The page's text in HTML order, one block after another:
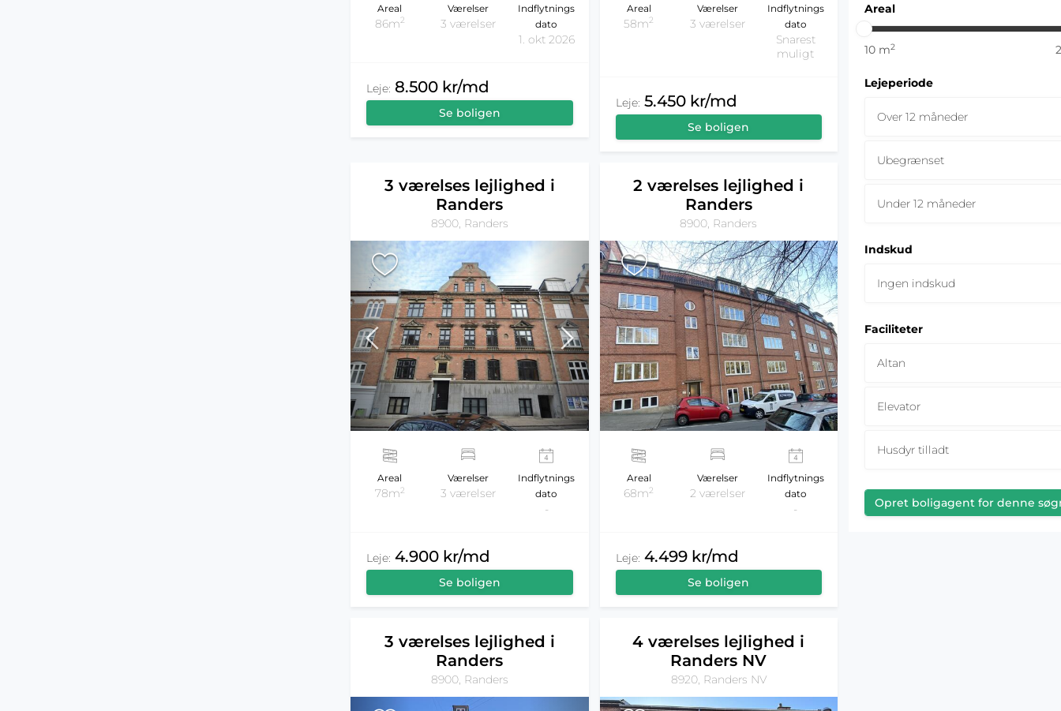
Areal
10 m2
Lejeperiode
Over 12 måneder
Ubegrænset
Under 12 måneder
Indskud
Ingen indskud
Faciliteter
Altan
Elevator
Husdyr tilladt
Opret boligagent for denne
Areal
86m2
Værelser
3 værelser
Indflytnings
dato
1. okt 2026
Leje: 8.500 kr/md
Se boligen
Areal
58m2
Værelser
3 værelser
Indflytnings
dato
Snarest
muligt
Leje: 5.450 kr/md
Se boligen
3 værelses lejlighed i
Randers
8900, Randers
Areal
78m2
Værelser
3 værelser
Indflytnings
dato
-
Leje: 4.900 kr/md
Se boligen
2 værelses lejlighed i
Randers
8900, Randers
Areal
68m2
Værelser
2 værelser
Indflytnings
dato
-
Leje: 4.499 kr/md
Se boligen
3 værelses lejlighed i
Randers
8900, Randers
4 værelses lejlighed i
Randers NV
8920, Randers NV